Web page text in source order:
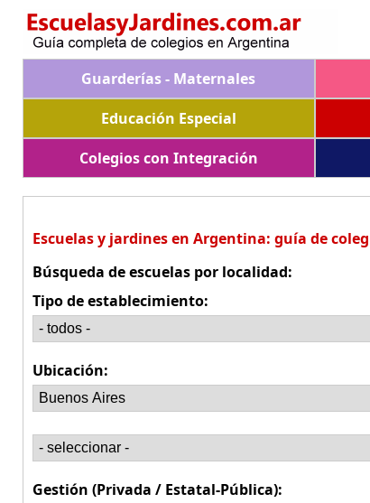
Guarderías - Maternales
Educación Especial
Colegios con Integración
Escuelas y jardines en Argentina: guía de
Búsqueda de escuelas por localidad:
Tipo de establecimiento:
Ubicación:
Gestión (Privada / Estatal-Pública):